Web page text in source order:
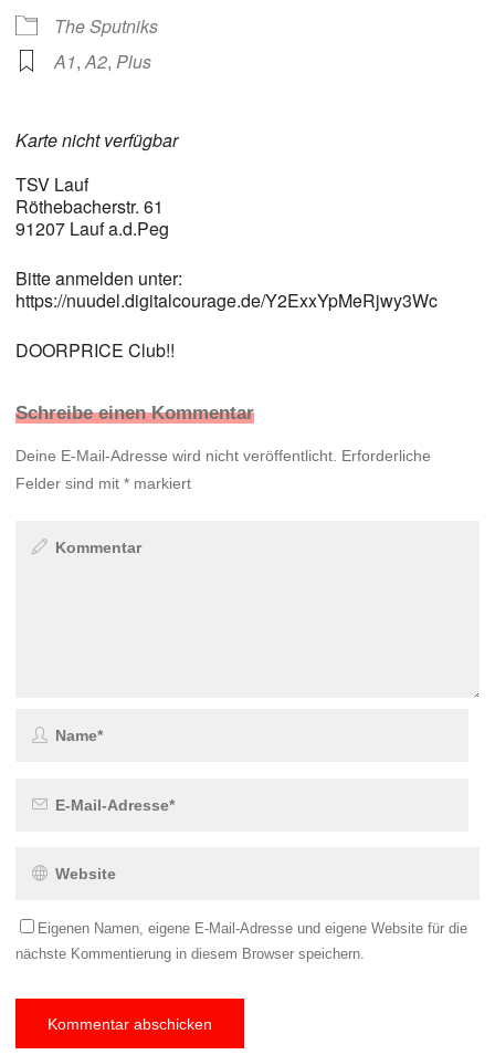
The Sputniks
A1,A2,Plus
Karte nicht verfügbar
TSV Lauf
Röthebacherstr. 61
91207 Lauf a.d.Peg
Bitte anmelden unter:
https://nuudel.digitalcourage.de/Y2ExxYpMeRjwy3Wc
DOORPRICE Club!!
Schreibe einen Kommentar
Deine E-Mail-Adresse wird nicht veröffentlicht. Erforderliche
Felder sind mit* markiert
Eigenen Namen, eigene E-Mail-Adresse und eigene Website für die
nächste Kommentierung in diesem Browser speichern.